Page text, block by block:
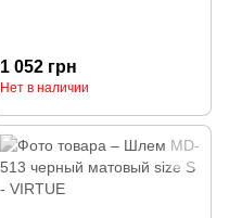
1 052 грн
Нет в наличии